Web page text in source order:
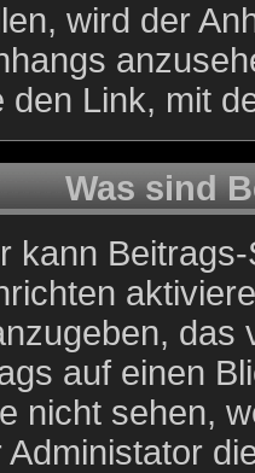
wird der
den Link, mit
Was sind
kann
auf einen
nicht sehen,